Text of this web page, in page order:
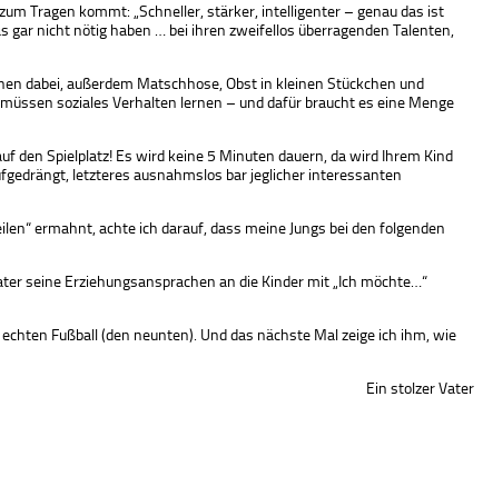
Tragen kommt: „Schneller, stärker, intelligenter – genau das ist
gar nicht nötig haben … bei ihren zweifellos überragenden Talenten,
dabei, außerdem Matschhose, Obst in kleinen Stückchen und
soziales Verhalten lernen – und dafür braucht es eine Menge
den Spielplatz! Es wird keine 5 Minuten dauern, da wird Ihrem Kind
letzteres ausnahmslos bar jeglicher interessanten
ermahnt, achte ich darauf, dass meine Jungs bei den folgenden
seine Erziehungsansprachen an die Kinder mit „Ich möchte…“
Fußball (den neunten). Und das nächste Mal zeige ich ihm, wie
Ein stolzer Vater